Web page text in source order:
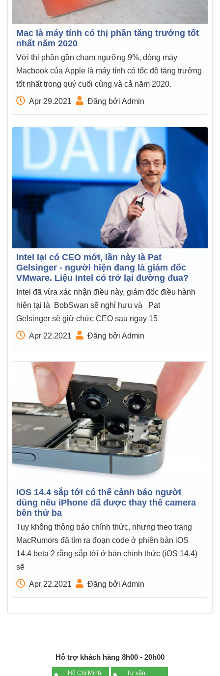
Mac là máy tính có thị phần tăng trưởng tốt
nhất năm 2020
Với thị phần gần chạm ngưỡng 9%, dòng máy
Macbook của Apple là máy tính có tốc độ tăng trưởng
tốt nhất trong quý cuối cùng và cả năm 2020.
Apr 29.2021 Đăng bởi Admin
Intel lại có CEO mới, lần này là Pat
Gelsinger - người hiện đang là giám đốc
VMware. Liệu Intel có trở lại đường đua?
Intel đã vừa xác nhận điều này, giám đốc điều hành
hiện tại là BobSwan sẽ nghỉ hưu và Pat
Gelsinger sẽ giữ chức CEO sau ngay 15
Apr 22.2021 Đăng bởi Admin
IOS 14.4 sắp tới có thể cảnh báo người
dùng nếu iPhone đã được thay thế camera
bên thứ ba
Tuy không thông báo chính thức, nhưng theo trang
MacRumors đã tìm ra đoạn code ở phiên bản iOS
14.4 beta 2 rằng sắp tới ở bản chính thức (iOS 14.4)
sẽ
Apr 22.2021 Đăng bởi Admin
Hỗ trợ khách hàng 8h00 - 20h00
Hồ Chí Minh Tư vấn